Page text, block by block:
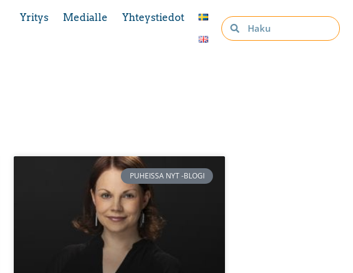
Yritys Medialle Yhteystiedot
PUHEISSA NYT -BLOGI